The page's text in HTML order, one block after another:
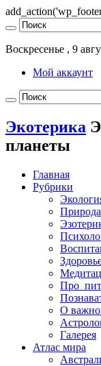
Воскресенье , 9
Мой аккаунт
Экотерика
планеты
Главная
Рубрики
Природа
О
Галерея
Атлас мира